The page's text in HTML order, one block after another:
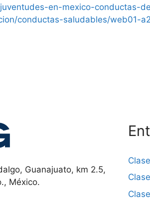
en-mexico-conductas-
conductas-saludables/web01-
Guanajuato, km 2.5,
México.